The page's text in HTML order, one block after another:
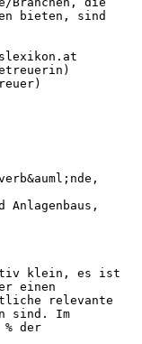
bieten, sind
klein, es ist
einen
relevante
sind. Im
der